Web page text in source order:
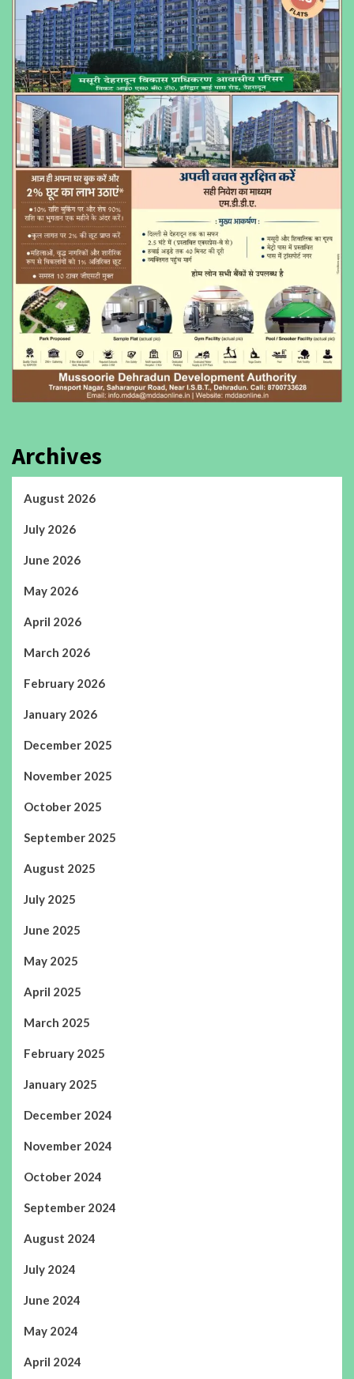
Archives
August 2026
July 2026
June 2026
May 2026
April 2026
March 2026
February 2026
January 2026
December 2025
November 2025
October 2025
September 2025
August 2025
July 2025
June 2025
May 2025
April 2025
March 2025
February 2025
January 2025
December 2024
November 2024
October 2024
September 2024
August 2024
July 2024
June 2024
May 2024
April 2024